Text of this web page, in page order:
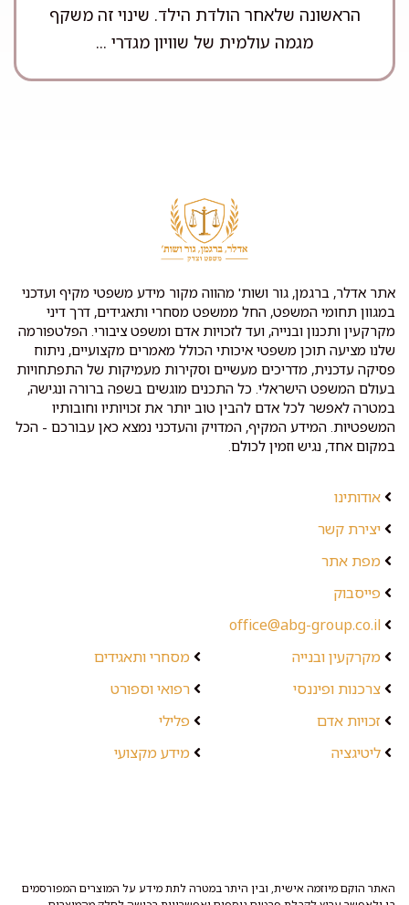
הראשונה שלאחר הולדת הילד. שינוי זה משקף
מגמה עולמית של שוויון מגדרי ...
אתר אדלר, ברגמן, גור ושות' מהווה מקור מידע משפטי מקיף ועדכני
במגוון תחומי המשפט, החל ממשפט מסחרי ותאגידים, דרך דיני
מקרקעין ותכנון ובנייה, ועד לזכויות אדם ומשפט ציבורי. הפלטפורמה
שלנו מציעה תוכן משפטי איכותי הכולל מאמרים מקצועיים, ניתוח
פסיקה עדכנית, מדריכים מעשיים וסקירות מעמיקות של התפתחויות
בעולם המשפט הישראלי. כל התכנים מוגשים בשפה ברורה ונגישה,
במטרה לאפשר לכל אדם להבין טוב יותר את זכויותיו וחובותיו
המשפטיות. המידע המקיף, המדויק והעדכני נמצא כאן עבורכם - הכל
במקום אחד, נגיש וזמין לכולם.
אודותינו
יצירת קשר
מפת אתר
פייסבוק
office@abg-group.co.il
מקרקעין ובנייה
צרכנות ופיננסי
זכויות אדם
ליטיגציה
מסחרי ותאגידים
רפואי וספורט
פלילי
מידע מקצועי
האתר הוקם מיוזמה אישית, ובין היתר במטרה לתת מידע על המוצרים המפורסמים